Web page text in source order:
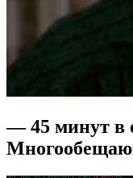
— 45 минут в